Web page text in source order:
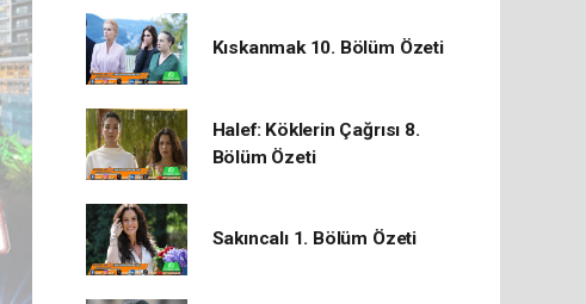
Kıskanmak 10. Bölüm Özeti
Halef: Köklerin Çağrısı 8.
Bölüm Özeti
Sakıncalı 1. Bölüm Özeti